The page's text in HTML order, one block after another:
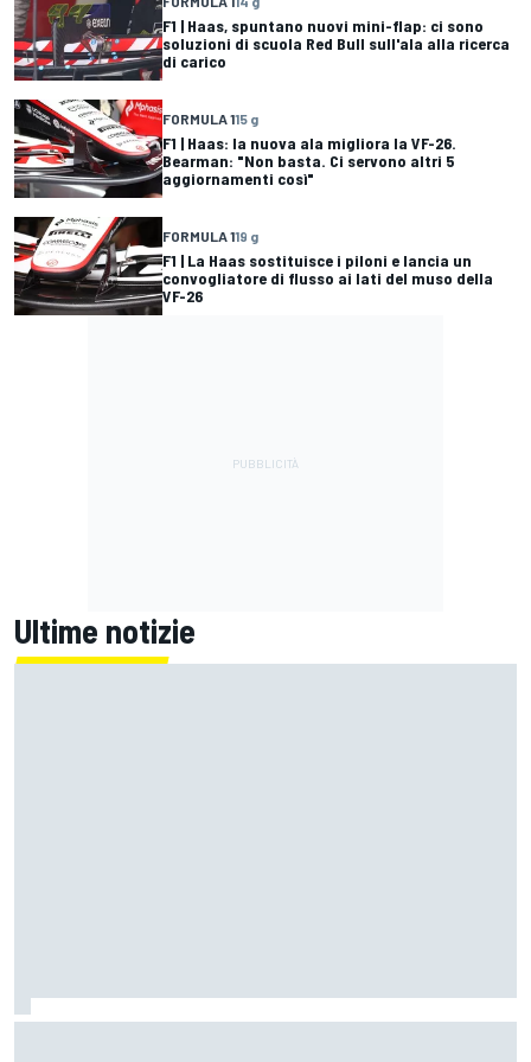
F1 | Haas, spuntano nuovi mini-flap: ci sono
soluzioni di scuola Red Bull sull'ala alla ricerca
di carico
FORMULA 115 g
F1 | Haas: la nuova ala migliora la VF-26.
Bearman: "Non basta. Ci servono altri 5
aggiornamenti così"
FORMULA 119 g
F1 | La Haas sostituisce i piloni e lancia un
convogliatore di flusso ai lati del muso della
VF-26
Ultime notizie